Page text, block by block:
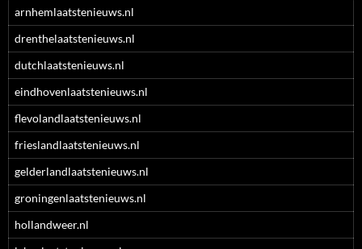
arnhemlaatstenieuws.nl
drenthelaatstenieuws.nl
dutchlaatstenieuws.nl
eindhovenlaatstenieuws.nl
flevolandlaatstenieuws.nl
frieslandlaatstenieuws.nl
gelderlandlaatstenieuws.nl
groningenlaatstenieuws.nl
hollandweer.nl